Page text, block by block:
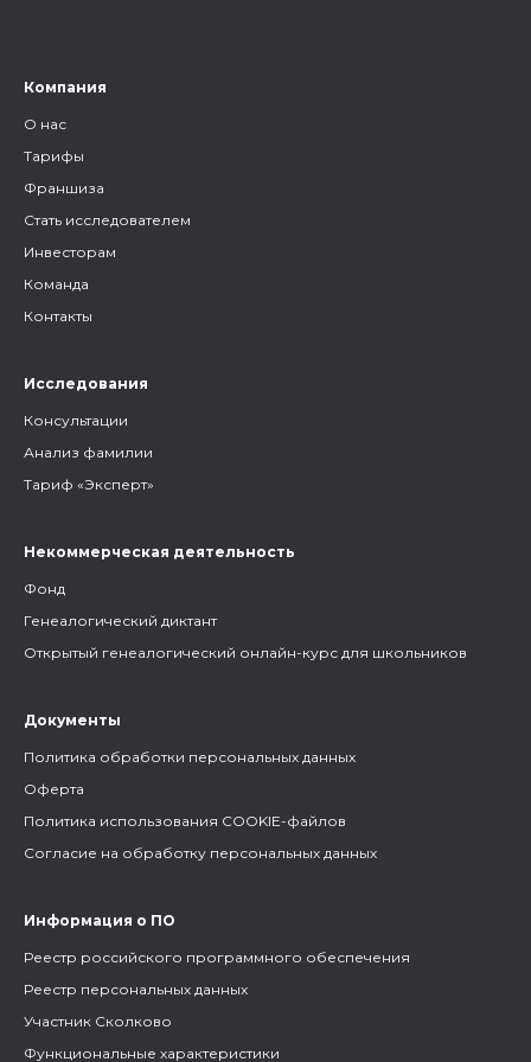
Компания
О нас
Тарифы
Франшиза
Стать исследователем
Инвесторам
Команда
Контакты
Исследования
Консультации
Анализ фамилии
Тариф «Эксперт»
Некоммерческая деятельность
Фонд
Генеалогический диктант
Открытый генеалогический онлайн-курс для школьников
Документы
Политика обработки персональных данных
Оферта
Политика использования COOKIE-файлов
Согласие на обработку персональных данных
Информация о ПО
Реестр российского программного обеспечения
Реестр персональных данных
Участник Сколково
Функциональные характеристики